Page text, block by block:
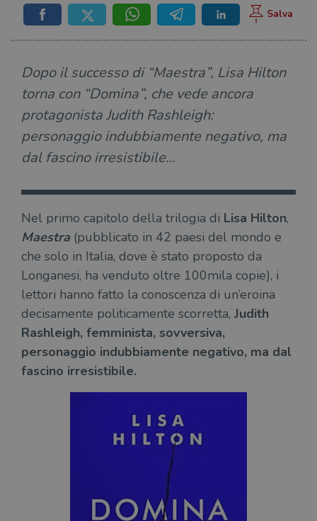
Dopo il successo di “Maestra”, Lisa Hilton
torna con “Domina”, che vede ancora
protagonista Judith Rashleigh:
personaggio indubbiamente negativo, ma
dal fascino irresistibile…
Nel primo capitolo della trilogia di Lisa Hilton,
Maestra (pubblicato in 42 paesi del mondo e
che solo in Italia, dove è stato proposto da
Longanesi, ha venduto oltre 100mila copie), i
lettori hanno fatto la conoscenza di un’eroina
decisamente politicamente scorretta, Judith
Rashleigh, femminista, sovversiva,
personaggio indubbiamente negativo, ma dal
fascino irresistibile.